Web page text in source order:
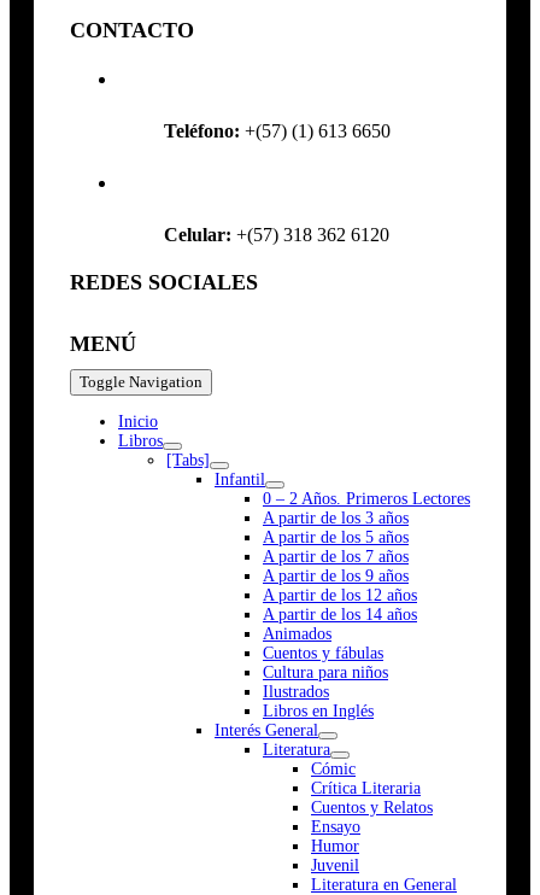
CONTACTO
Teléfono: +(57) (1) 613 6650
Celular: +(57) 318 362 6120
REDES SOCIALES
MENÚ
Toggle Navigation
Inicio
Libros
[Tabs]
Infantil
0 – 2 Años. Primeros Lectores
A partir de los 3 años
A partir de los 5 años
A partir de los 7 años
A partir de los 9 años
A partir de los 12 años
A partir de los 14 años
Animados
Cuentos y fábulas
Cultura para niños
Ilustrados
Libros en Inglés
Interés General
Literatura
Cómic
Crítica Literaria
Cuentos y Relatos
Ensayo
Humor
Juvenil
Literatura en General